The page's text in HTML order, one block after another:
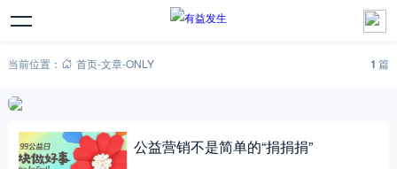
当前位置： 首页-文章-ONLY 1 篇
公益营销不是简单的“捐捐捐”